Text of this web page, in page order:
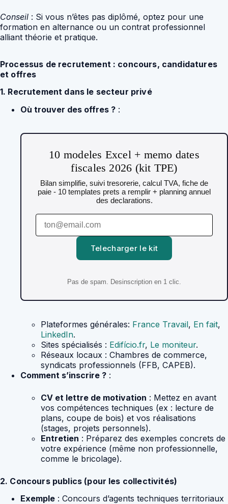
Conseil : Si vous n’êtes pas diplômé, optez pour une
formation en alternance ou un contrat professionnel
alliant théorie et pratique.
Processus de recrutement : concours, candidatures
et offres
1. Recrutement dans le secteur privé
Où trouver des offres ? :
10 modeles Excel + memo dates
fiscales 2026 (kit TPE)
Bilan simplifie, suivi tresorerie, calcul TVA, fiche de
paie - 10 templates prets a remplir + planning annuel
des declarations.
Telecharger le kit
Pas de spam. Desinscription en 1 clic.
Plateformes générales: France Travail, En fait,
LinkedIn.
Sites spécialisés : Edifício.fr, Le moniteur.
Réseaux locaux : Chambres de commerce,
syndicats professionnels (FFB, CAPEB).
Comment s’inscrire ? :
CV et lettre de motivation : Mettez en avant
vos compétences techniques (ex : lecture de
plans, coupe de bois) et vos réalisations
(stages, projets personnels).
Entretien : Préparez des exemples concrets de
votre expérience (même non professionnelle,
comme le bricolage).
2. Concours publics (pour les collectivités)
Exemple : Concours d’agents techniques territoriaux